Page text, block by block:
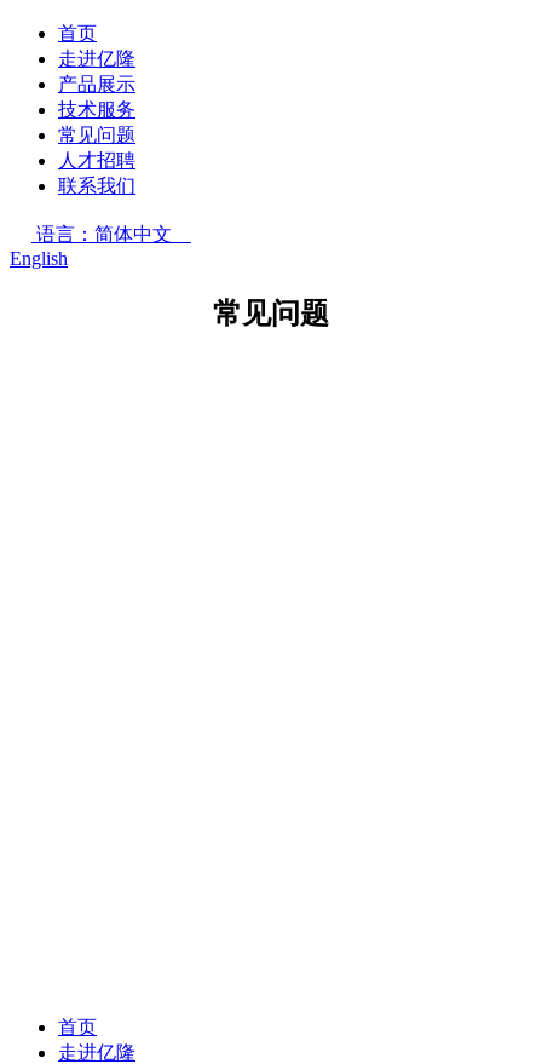
首页
走进亿隆
产品展示
技术服务
常见问题
人才招聘
联系我们
语言：简体中文
English
常见问题
首页
走进亿隆